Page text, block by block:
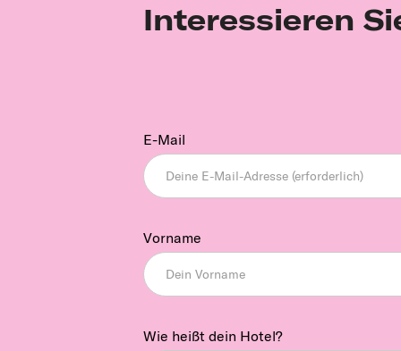
Interessieren
E-Mail
Vorname
Wie heißt dein Hotel?